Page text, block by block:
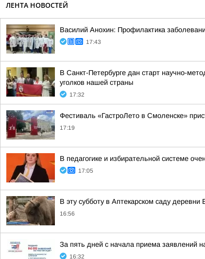
ЛЕНТА НОВОСТЕЙ
Василий Анохин: Профилактика
17:43
В Санкт-Петербурге дан старт научно-
уголков нашей страны
17:32
Фестиваль «ГастроЛето в Смоленске»
17:19
В педагогике и избирательной системе
17:05
В эту субботу в Аптекарском саду
16:56
За пять дней с начала приема заявлений
16:32